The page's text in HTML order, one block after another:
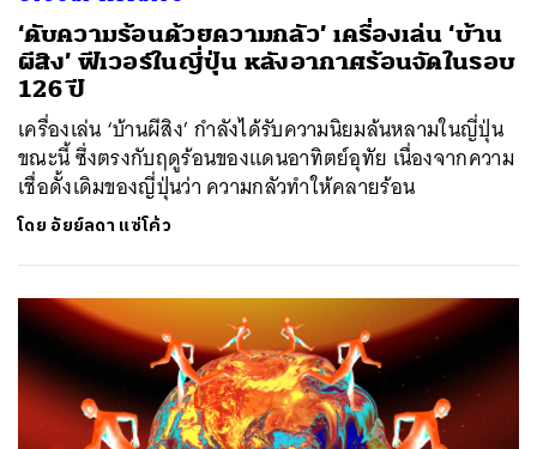
‘ดับความร้อนด้วยความกลัว’ เครื่องเล่น ‘บ้าน
ผีสิง’ ฟีเวอร์ในญี่ปุ่น หลังอากาศร้อนจัดในรอบ
126 ปี
เครื่องเล่น ‘บ้านผีสิง’ กำลังได้รับความนิยมล้นหลามในญี่ปุ่น
ขณะนี้ ซึ่งตรงกับฤดูร้อนของแดนอาทิตย์อุทัย เนื่องจากความ
เชื่อดั้งเดิมของญี่ปุ่นว่า ความกลัวทำให้คลายร้อน
โดย อัยย์ลดา แซ่โค้ว